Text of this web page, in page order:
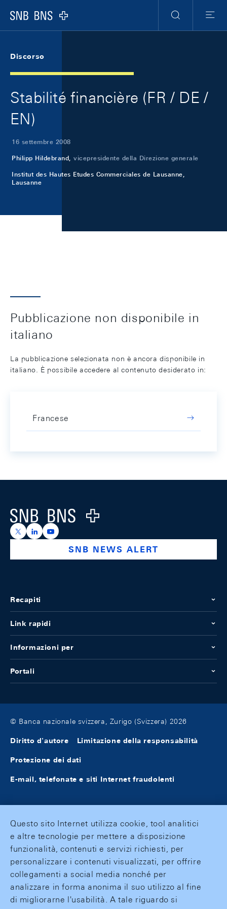
Logo
Ricerca
Menu
Discorso
Stabilité financière (FR / DE /
EN)
16 settembre 2008
Philipp Hildebrand, vicepresidente della Direzione generale
Institut des Hautes Etudes Commerciales de Lausanne,
Lausanne
Pubblicazione non disponibile in
italiano
La pubblicazione selezionata non è ancora disponibile in
italiano. È possibile accedere al contenuto desiderato in:
Francese
Logo
https://x.com/snb_bns
https://ch.linkedin.com/company/swiss-national-
https://www.youtube.com/@swissnationalbank
SNB NEWS ALERT
Recapiti
Link rapidi
Informazioni per
Portali
© Banca nazionale svizzera, Zurigo (Svizzera) 2026
Diritto d'autore Limitazione della responsabilità
Protezione dei dati
E-mail, telefonate e siti Internet fraudolenti
Questo sito Internet utilizza cookie, tool analitici
e altre tecnologie per mettere a disposizione
funzionalità, contenuti e servizi richiesti, per
personalizzare i contenuti visualizzati, per offrire
collegamenti a social media nonché per
analizzare in forma anonima il suo utilizzo al fine
di migliorarne l'usabilità. A tale riguardo si